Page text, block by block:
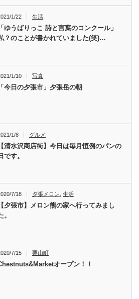
1/22 生活
「ゆうばりっこ 詩と言葉のコンクール」
？のことが書かれていました(笑)…
1/10 写真
「今日の夕張市」夕張岳の朝
1/8 グルメ
【清水沢商店街】今日は毎月恒例のパンの
です。
7/18 夕張メロン ,生活
【夕張市】メロン熊の家へ行ってみまし
。
7/15 栗山町
オープン！！